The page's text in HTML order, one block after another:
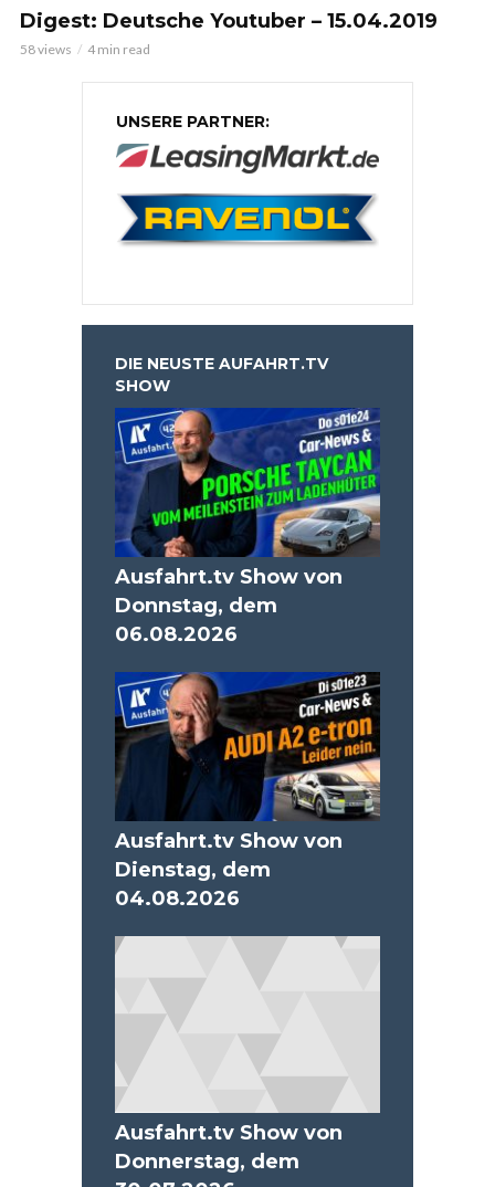
Digest: Deutsche Youtuber – 15.04.2019
58 views 4 min read
UNSERE PARTNER:
DIE NEUSTE AUFAHRT.TV
SHOW
Ausfahrt.tv Show von
Donnstag, dem
06.08.2026
Ausfahrt.tv Show von
Dienstag, dem
04.08.2026
Ausfahrt.tv Show von
Donnerstag, dem